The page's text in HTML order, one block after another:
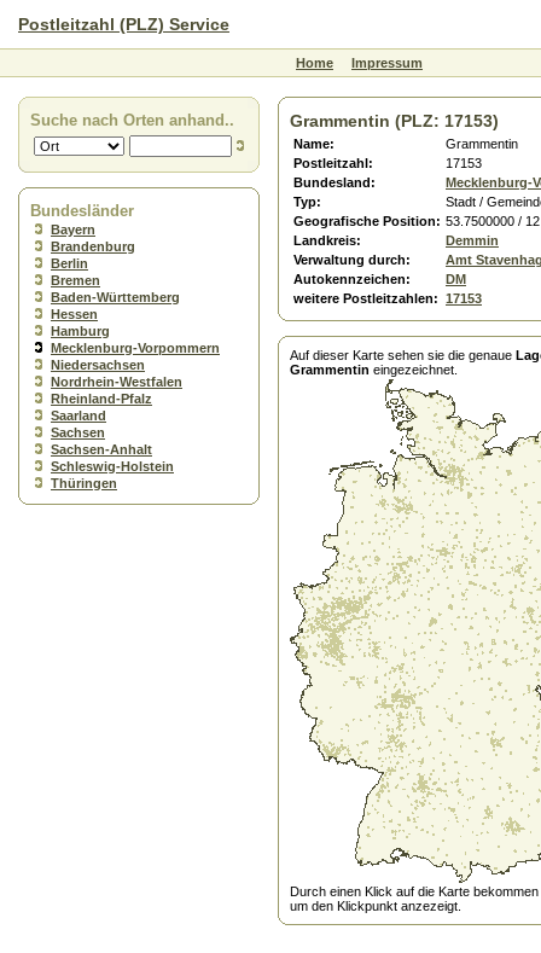
Postleitzahl (PLZ) Service
Home Impressum
Suche nach Orten anhand..
Bundesländer
Bayern
Brandenburg
Berlin
Bremen
Baden-Württemberg
Hessen
Hamburg
Mecklenburg-Vorpommern
Niedersachsen
Nordrhein-Westfalen
Rheinland-Pfalz
Saarland
Sachsen
Sachsen-Anhalt
Schleswig-Holstein
Thüringen
Grammentin (PLZ: 17153)
Name:
Grammentin
Postleitzahl:
17153
Bundesland:
Mecklenburg-
Typ:
Stadt /
Geografische Position: 53.7500000 /
Landkreis:
Demmin
Verwaltung durch:
Amt
Autokennzeichen:
DM
weitere Postleitzahlen: 17153
Auf dieser Karte sehen sie die genaue
Grammentin eingezeichnet.
Durch einen Klick auf die Karte
um den Klickpunkt anzezeigt.